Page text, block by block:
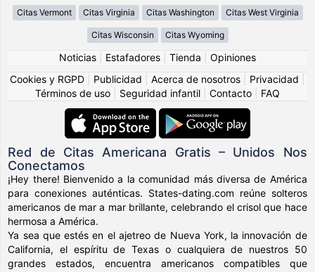
Citas Vermont Citas Virginia Citas Washington Citas West Virginia
Citas Wisconsin Citas Wyoming
Noticias Estafadores Tienda
Opiniones
Cookies y RGPD
Publicidad Acerca de nosotros Privacidad
Términos de uso
Seguridad infantil Contacto FAQ
Red de Citas Americana Gratis – Unidos Nos
Conectamos
¡Hey there! Bienvenido a la comunidad más diversa de América
para conexiones auténticas. States-dating.com reúne solteros
americanos de mar a mar brillante, celebrando el crisol que hace
hermosa a América.
Ya sea que estés en el ajetreo de Nueva York, la innovación de
California, el espíritu de Texas o cualquiera de nuestros 50
grandes estados, encuentra americanos compatibles que